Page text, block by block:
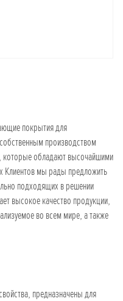
покрытия для
производством
которые обладают высочайшими
Клиентов мы рады предложить
подходящих в решении
высокое качество продукции,
во всем мире, а также
предназначены для